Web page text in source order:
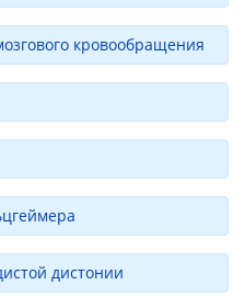
кровообращения
дистонии